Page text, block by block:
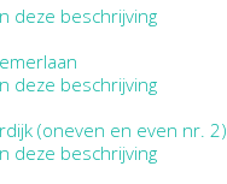
deze beschrijving
deze beschrijving
(oneven en even nr. 2)
deze beschrijving